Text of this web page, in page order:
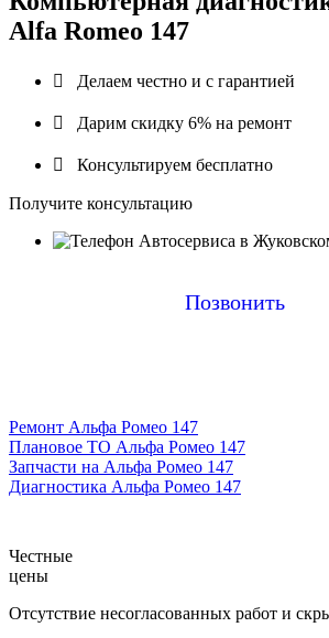
Alfa Romeo 147
 Делаем честно и с гарантией
 Дарим скидку 6% на ремонт
 Консультируем бесплатно
Получите консультацию
Позвонить
Ремонт Альфа Ромео 147
Плановое ТО Альфа Ромео 147
Запчасти на Альфа Ромео 147
Диагностика Альфа Ромео 147
Честные
цены
Отсутствие несогласованных работ и